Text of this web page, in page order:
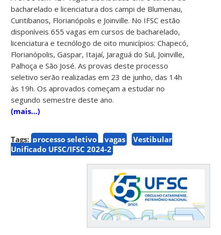
bacharelado e licenciatura dos campi de Blumenau,
Curitibanos, Florianópolis e Joinville. No IFSC estão
disponíveis 655 vagas em cursos de bacharelado,
licenciatura e tecnólogo de oito municípios: Chapecó,
Florianópolis, Gaspar, Itajaí, Jaraguá do Sul, Joinville,
Palhoça e São José. As provas deste processo
seletivo serão realizadas em 23 de junho, das 14h
às 19h. Os aprovados começam a estudar no
segundo semestre deste ano.
(mais…)
Tags: processo seletivo vagas
Vestibular
Unificado UFSC/IFSC 2024-2